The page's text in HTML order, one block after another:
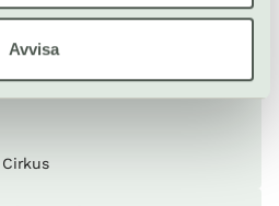
Avvisa
Kardborreshowen
14 november
Cirkus